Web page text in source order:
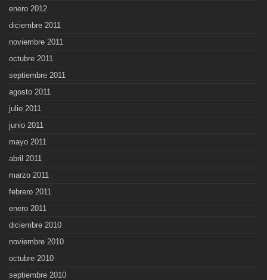
enero 2012
diciembre 2011
noviembre 2011
octubre 2011
septiembre 2011
agosto 2011
julio 2011
junio 2011
mayo 2011
abril 2011
marzo 2011
febrero 2011
enero 2011
diciembre 2010
noviembre 2010
octubre 2010
septiembre 2010